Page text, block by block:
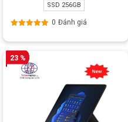
SSD 256GB
0 Đánh giá
23 %